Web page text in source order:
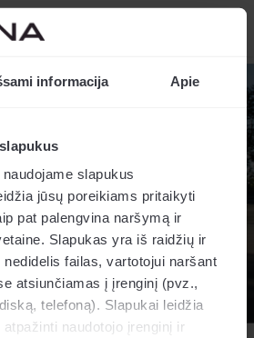
informacija Apie
slapukus
jūsų poreikiams pritaikyti
pat palengvina naršymą ir
Slapukas yra iš raidžių ir
failas, vartotojui naršant
atsiunčiamas į įrenginį (pvz.,
telefoną). Slapukai leidžia
naudotojo įrenginį ir